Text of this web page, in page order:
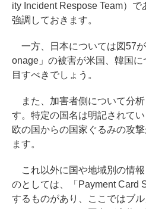
ity Incident Respose Team）で
強調しておきます。
一方、日本については図57
onage」の被害が米国、韓国
目すべきでしょう。
また、加害者側について分
す。特定の国名は明記されて
欧の国からの国家ぐるみの攻
ます。
これ以外に国や地域別の情
のとしては、「Payment Card
するものがあり、ここではブ